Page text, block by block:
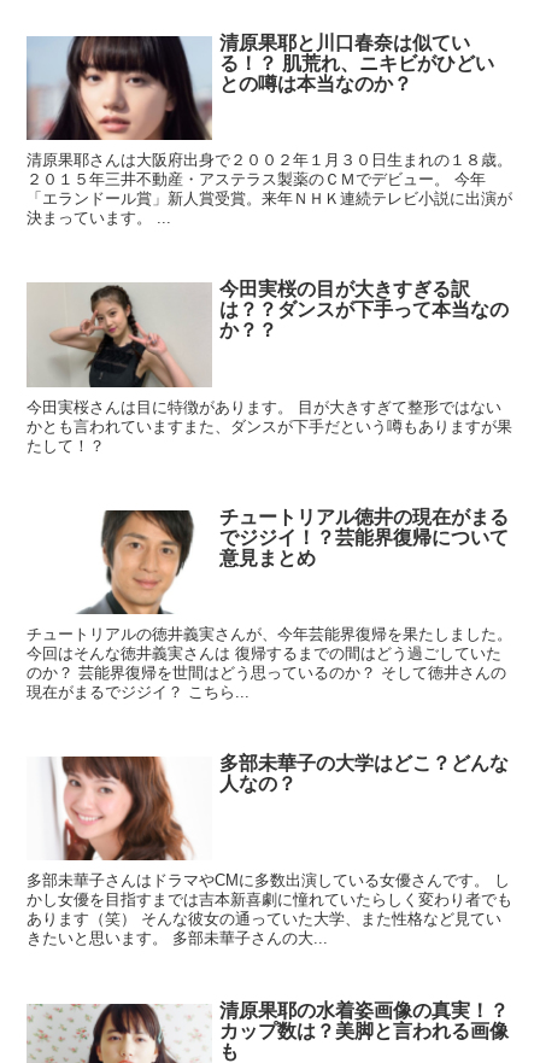
清原果耶と川口春奈は似てい
る！？ 肌荒れ、ニキビがひどい
との噂は本当なのか？
清原果耶さんは大阪府出身で２００２年１月３０日生まれの１８歳。
２０１５年三井不動産・アステラス製薬のＣＭでデビュー。 今年
「エランドール賞」新人賞受賞。来年ＮＨＫ連続テレビ小説に出演が
決まっています。 ...
今田実桜の目が大きすぎる訳
は？？ダンスが下手って本当なの
か？？
今田実桜さんは目に特徴があります。 目が大きすぎて整形ではない
かとも言われていますまた、ダンスが下手だという噂もありますが果
たして！？
チュートリアル徳井の現在がまる
でジジイ！？芸能界復帰について
意見まとめ
チュートリアルの徳井義実さんが、今年芸能界復帰を果たしました。
今回はそんな徳井義実さんは 復帰するまでの間はどう過ごしていた
のか？ 芸能界復帰を世間はどう思っているのか？ そして徳井さんの
現在がまるでジジイ？ こちら...
多部未華子の大学はどこ？どんな
人なの？
多部未華子さんはドラマやCMに多数出演している女優さんです。 し
かし女優を目指すまでは吉本新喜劇に憧れていたらしく変わり者でも
あります（笑） そんな彼女の通っていた大学、また性格など見てい
きたいと思います。 多部未華子さんの大...
清原果耶の水着姿画像の真実！？
カップ数は？美脚と言われる画像
も